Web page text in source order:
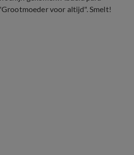
voor altijd". Smelt!